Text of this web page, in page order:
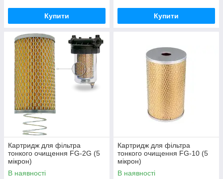
Купити Купити
Картридж для фільтра
тонкого очищення FG-2G (5
мікрон)
В наявності
Картридж для фільтра
тонкого очищення FG-10 (5
мікрон)
В наявності